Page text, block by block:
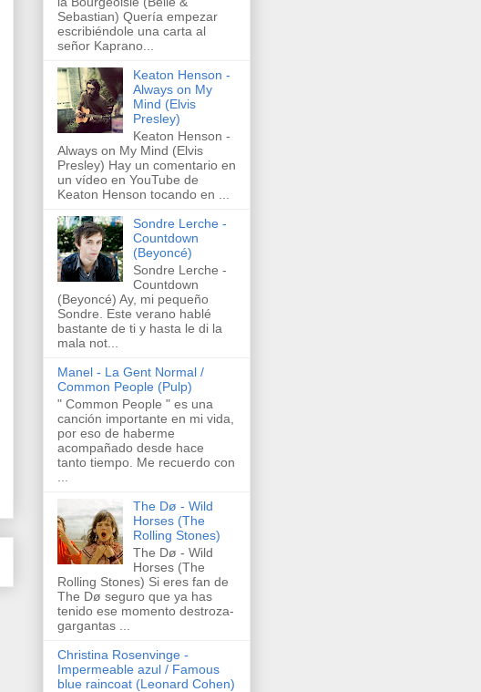
Sebastian) Quería empezar
escribiéndole una carta al
señor Kaprano...
Keaton Henson -
Always on My
Mind (Elvis
Presley)
Keaton Henson -
Always on My Mind (Elvis
Presley) Hay un comentario en
un vídeo en YouTube de
Keaton Henson tocando en ...
Sondre Lerche -
Countdown
(Beyoncé)
Sondre Lerche -
Countdown
(Beyoncé) Ay, mi pequeño
Sondre. Este verano hablé
bastante de ti y hasta le di la
mala not...
Manel - La Gent Normal /
Common People (Pulp)
" Common People " es una
canción importante en mi vida,
por eso de haberme
acompañado desde hace
tanto tiempo. Me recuerdo con
The Dø - Wild
Horses (The
Rolling Stones)
The Dø - Wild
Horses (The
Rolling Stones) Si eres fan de
The Dø seguro que ya has
tenido ese momento destroza-
gargantas ...
Christina Rosenvinge -
Impermeable azul / Famous
blue raincoat (Leonard Cohen)